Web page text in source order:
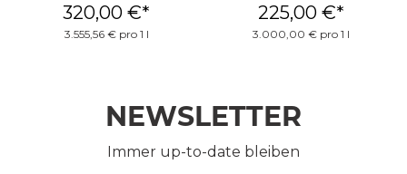
320,00 €*
3.555,56 € pro 1 l
225,00 €*
3.000,00 € pro 1 l
NEWSLETTER
Immer up-to-date bleiben